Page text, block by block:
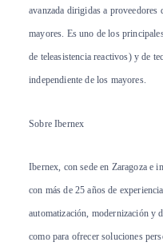
avanzada dirigidas a proveedores
mayores. Es uno de los
de teleasistencia reactivos) y de
independiente de los mayores.
Sobre Ibernex
Ibernex, con sede en Zaragoza e
con más de 25 años de
automatización, modernización y
como para ofrecer soluciones